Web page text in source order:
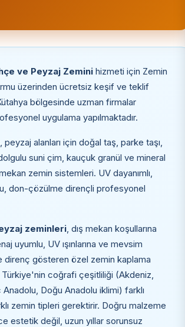
ve Peyzaj Zeminihizmeti için Zemin
üzerinden ücretsiz keşif ve teklif
bölgesinde uzman firmalar
uygulama yapılmaktadır.
alanları için doğal taş, parke taşı,
suni çim, kauçuk granül ve mineral
zemin sistemleri. UV dayanımlı,
don-çözülme dirençli profesyonel
zeminleri, dış mekan koşullarına
uyumlu, UV ışınlarına ve mevsim
direnç gösteren özel zemin kaplama
coğrafi çeşitliliği (Akdeniz,
Doğu Anadolu iklimi) farklı
zemin tipleri gerektirir. Doğru malzeme
estetik değil, uzun yıllar sorunsuz